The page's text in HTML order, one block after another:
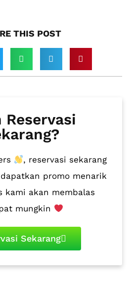
THIS POST​
Reservasi
, reservasi sekarang
promo menarik
kami akan membalas
mungkin
Sekarang